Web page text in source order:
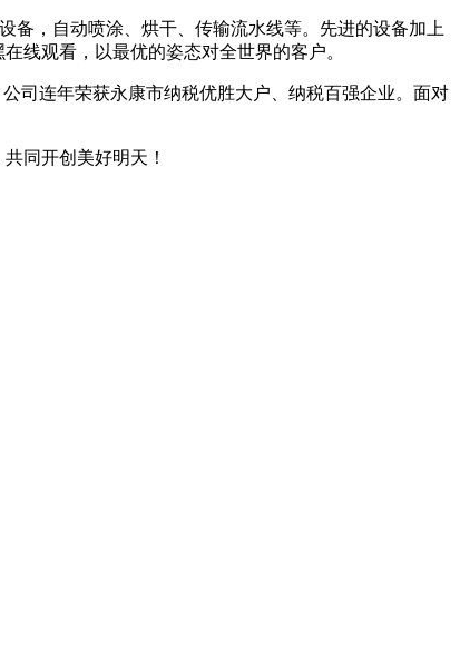
备，自动喷涂、烘干、传输流水线等。先进的设备加上
线观看，以最优的姿态对全世界的客户。
司连年荣获永康市纳税优胜大户、纳税百强企业。面对
同开创美好明天！